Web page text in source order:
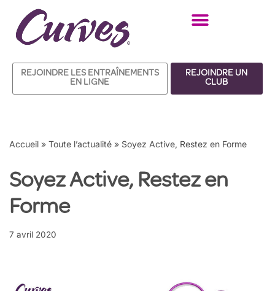
Aller
contenu
REJOINDRE LES ENTRAÎNEMENTS
EN LIGNE
REJOINDRE UN
CLUB
Accueil » Toute l’actualité » Soyez Active, Restez en Forme
Soyez Active, Restez en
Forme
7 avril 2020